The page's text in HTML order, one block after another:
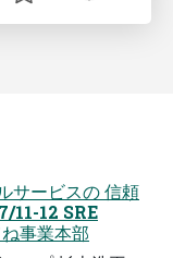
サービスの 信頼
11-12 SRE
事業本部